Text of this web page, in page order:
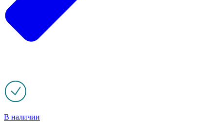
В наличии